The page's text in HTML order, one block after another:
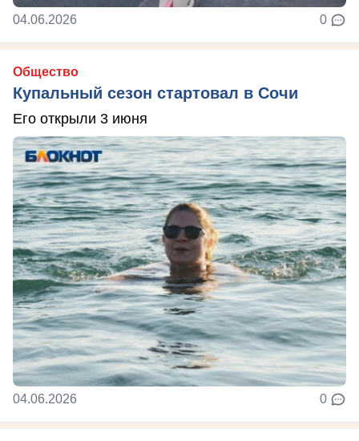
04.06.2026 0
Общество
Купальный сезон стартовал в Сочи
Его открыли 3 июня
04.06.2026 0